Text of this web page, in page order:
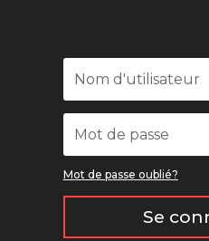
Mot de passe oublié?
Se